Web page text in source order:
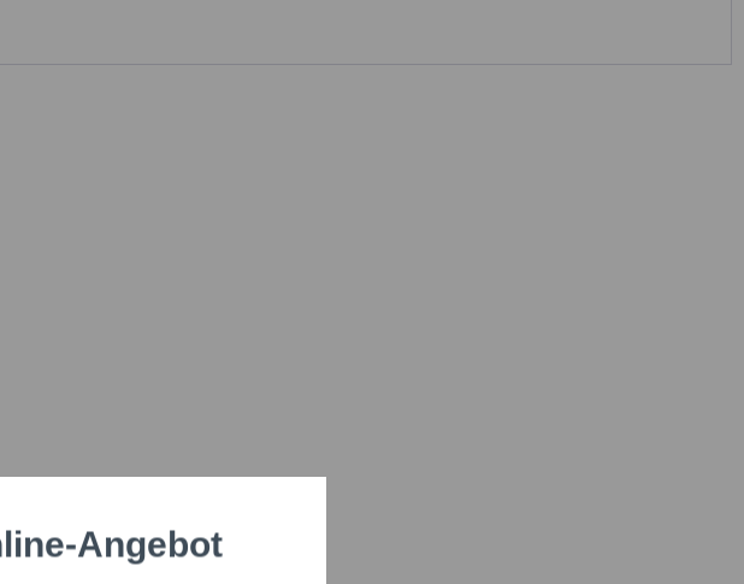
Aktiv
Angebot